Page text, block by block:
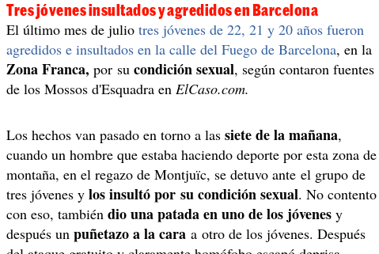
Tres jóvenes insultados y agredidos en Barcelona
El último mes de juliotres jóvenes de 22, 21 y 20 años fueron
agredidos e insultados en la calle del Fuego de Barcelona, en la
Zona Franca, por sucondición sexual, según contaron fuentes
de los Mossos d'Esquadra enElCaso.com.
Los hechos van pasado en torno a lassiete de la mañana,
cuando un hombre que estaba haciendo deporte por esta zona de
montaña, en el regazo de Montjuïc, se detuvo ante el grupo de
tres jóvenes ylos insultó por su condición sexual. No contento
con eso, tambiéndio una patada en uno de los jóvenes y
después unpuñetazo a la cara a otro de los jóvenes. Después